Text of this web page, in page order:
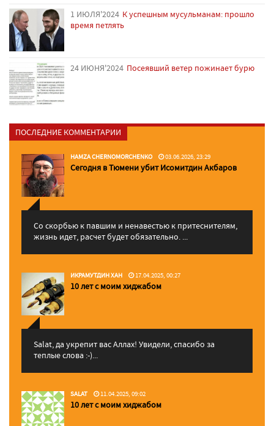
1 ИЮЛЯ'2024 К успешным мусульманам: прошло
время петлять
24 ИЮНЯ'2024 Посеявший ветер пожинает бурю
ПОСЛЕДНИЕ КОММЕНТАРИИ
HAMZA CHERNOMORCHENKO 03.06.2026, 23:29
Сегодня в Тюмени убит Исомитдин Акбаров
Со скорбью к павшим и ненавестью к притеснителям,
жизнь идет, расчет будет обязательно. ...
ИКРАМУТДИН ХАН 17.04.2025, 00:27
10 лет с моим хиджабом
Salat, да укрепит вас Аллаx! Увидели, спасибо за
теплые слова :-)...
SALAT 11.04.2025, 09:02
10 лет с моим хиджабом